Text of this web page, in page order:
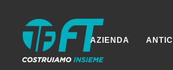
AZIENDA